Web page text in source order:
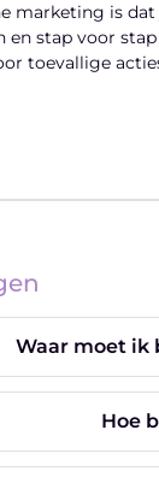
marketing is
en stap voor
toevallige
Waar moet ik
Hoe